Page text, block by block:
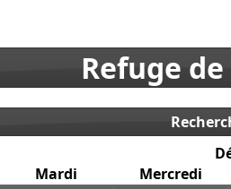
Refuge
Mardi
Mercredi